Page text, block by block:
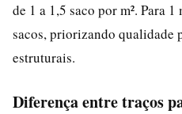
de 1 a 1,5 saco por m². Para
sacos, priorizando qualidade
estruturais.
Diferença entre traços